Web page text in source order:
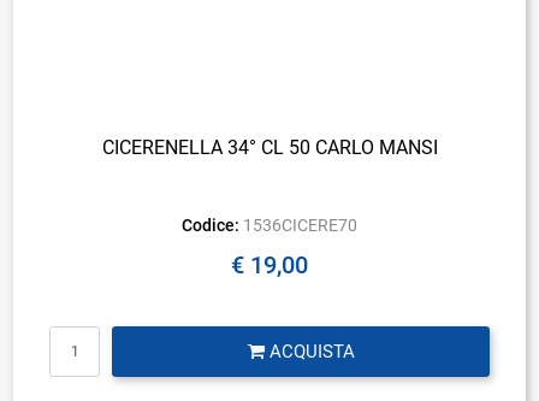
CICERENELLA 34° CL 50 CARLO MANSI
Codice: 1536CICERE70
€ 19,00
ACQUISTA